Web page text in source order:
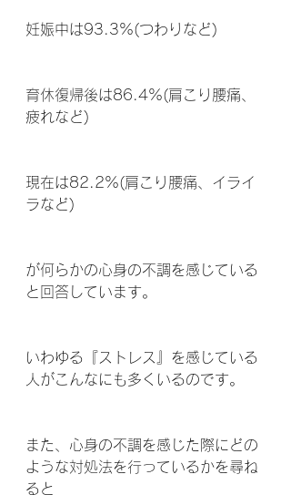
妊娠中は93.3%(つわりなど)
育休復帰後は86.4%(肩こり腰痛、
疲れなど)
現在は82.2%(肩こり腰痛、イライ
ラなど)
が何らかの心身の不調を感じている
と回答しています。
いわゆる『ストレス』を感じている
人がこんなにも多くいるのです。
また、心身の不調を感じた際にどの
ような対処法を行っているかを尋ね
ると